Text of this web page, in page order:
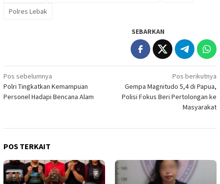
Polres Lebak
SEBARKAN
Navigasi
pos
Pos sebelumnya
Polri Tingkatkan Kemampuan
Personel Hadapi Bencana Alam
Pos berikutnya
Gempa Magnitudo 5,4 di Papua,
Polisi Fokus Beri Pertolongan ke
Masyarakat
POS TERKAIT